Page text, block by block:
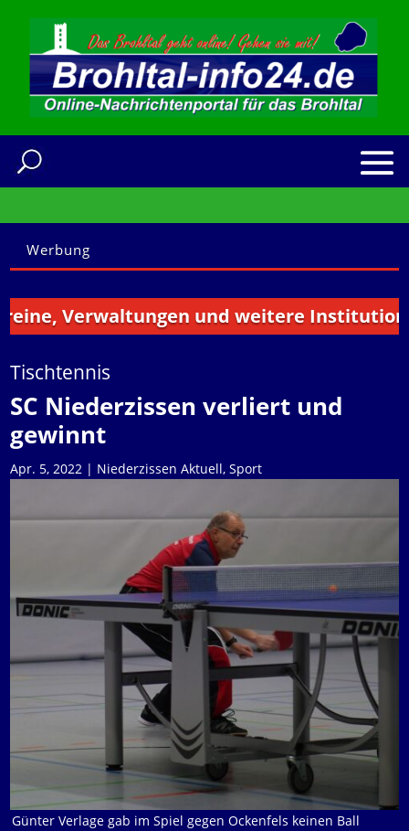
Werbung
Verwaltungen und weitere Institutionen
Tischtennis
SC Niederzissen verliert und
gewinnt
Apr. 5, 2022 | Niederzissen Aktuell, Sport
Günter Verlage gab im Spiel gegen Ockenfels keinen Ball